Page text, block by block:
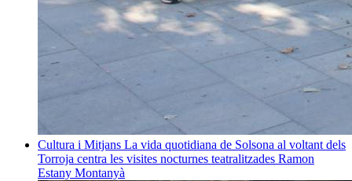
Cultura i Mitjans La vida quotidiana de Solsona al voltant dels
Torroja centra les visites nocturnes teatralitzades Ramon
Estany Montanyà